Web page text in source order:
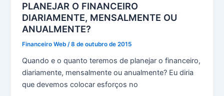
PLANEJAR O FINANCEIRO
DIARIAMENTE, MENSALMENTE OU
ANUALMENTE?
Financeiro Web/8 de outubro de 2015
Quando e o quanto teremos de planejar o financeiro,
diariamente, mensalmente ou anualmente? Eu diria
que devemos colocar esforços no